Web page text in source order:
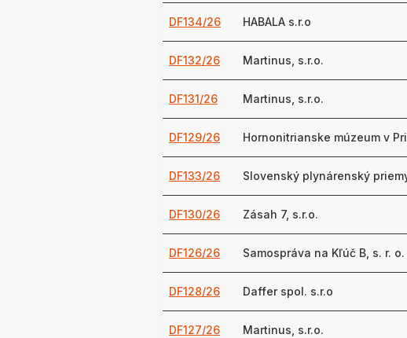
DF134/26 HABALA s.r.o
DF132/26 Martinus, s.r.o.
DF131/26 Martinus, s.r.o.
DF129/26 Hornonitrianske múzeum v
DF133/26 Slovenský plynárenský
DF130/26 Zásah 7, s.r.o.
DF126/26 Samospráva na Kľúč B, s. r. o.
DF128/26 Daffer spol. s.r.o
DF127/26 Martinus, s.r.o.